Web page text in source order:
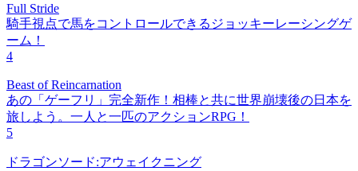
Full Stride
騎手視点で馬をコントロールできるジョッキーレーシングゲ
ーム！
4
Beast of Reincarnation
あの「ゲーフリ」完全新作！相棒と共に世界崩壊後の日本を
旅しよう。一人と一匹のアクションRPG！
5
ドラゴンソード:アウェイクニング